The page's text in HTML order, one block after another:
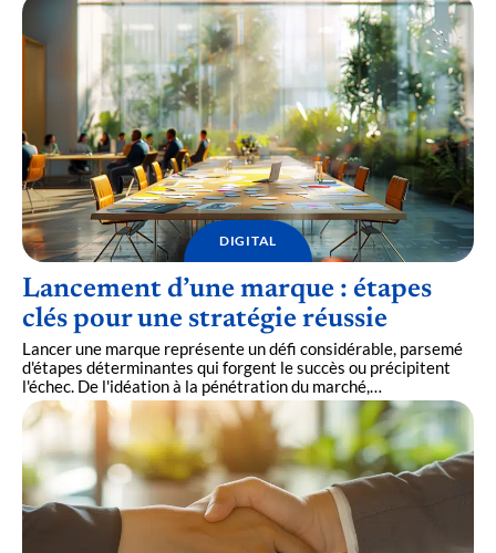
DIGITAL
Lancement d’une marque : étapes
clés pour une stratégie réussie
Lancer une marque représente un défi considérable, parsemé
d'étapes déterminantes qui forgent le succès ou précipitent
l'échec. De l'idéation à la pénétration du marché,…